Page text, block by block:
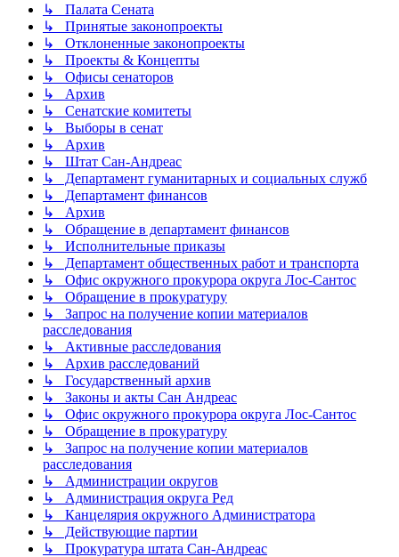
↳ Палата Сената
↳ Принятые законопроекты
↳ Отклоненные законопроекты
↳ Проекты & Концепты
↳ Офисы сенаторов
↳ Архив
↳ Сенатские комитеты
↳ Выборы в сенат
↳ Архив
↳ Штат Сан-Андреас
↳ Департамент гуманитарных и социальных служб
↳ Департамент финансов
↳ Архив
↳ Обращение в департамент финансов
↳ Исполнительные приказы
↳ Департамент общественных работ и транспорта
↳ Офис окружного прокурора округа Лос-Сантос
↳ Обращение в прокуратуру
↳ Запрос на получение копии материалов
расследования
↳ Активные расследования
↳ Архив расследований
↳ Государственный архив
↳ Законы и акты Сан Андреас
↳ Офис окружного прокурора округа Лос-Сантос
↳ Обращение в прокуратуру
↳ Запрос на получение копии материалов
расследования
↳ Администрации округов
↳ Администрация округа Ред
↳ Канцелярия окружного Администратора
↳ Действующие партии
↳ Прокуратура штата Сан-Андреас